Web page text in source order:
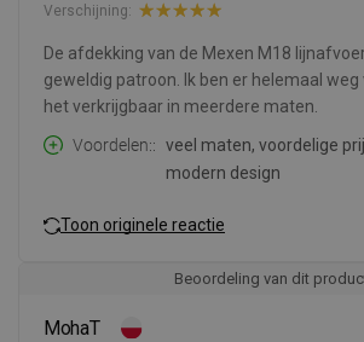
Verschijning:
De afdekking van de Mexen M18
geweldig patroon. Ik ben er helemaal weg
het verkrijgbaar in meerdere maten.
Voordelen:
veel maten, voordelige
modern design
Toon originele reactie
Beoordeling van dit
MohaT